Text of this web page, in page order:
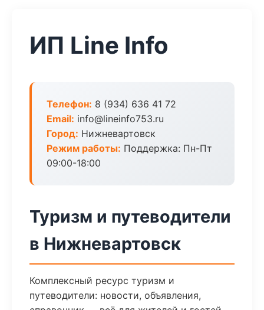
ИП Line Info
Телефон: 8 (934) 636 41 72
Email: info@lineinfo753.ru
Город: Нижневартовск
Режим работы: Поддержка: Пн-Пт
09:00-18:00
Туризм и путеводители
в Нижневартовск
Комплексный ресурс туризм и
путеводители: новости, объявления,